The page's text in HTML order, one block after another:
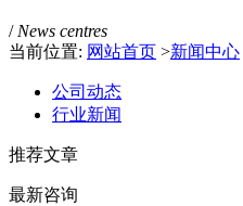
/News centres
当前位置: 网站首页 >新闻中心
公司动态
行业新闻
推荐文章
最新咨询